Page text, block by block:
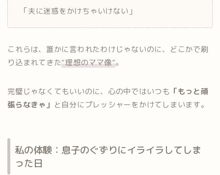
「夫に迷惑をかけちゃいけない」
これらは、誰かに言われたわけじゃないのに、どこかで刷
り込まれてきた“理想のママ像”。
完璧じゃなくてもいいのに、心の中ではいつも 「もっと頑
張らなきゃ」 と自分にプレッシャーをかけてしまいます。
私の体験：息子のぐずりにイライラしてしま
った日